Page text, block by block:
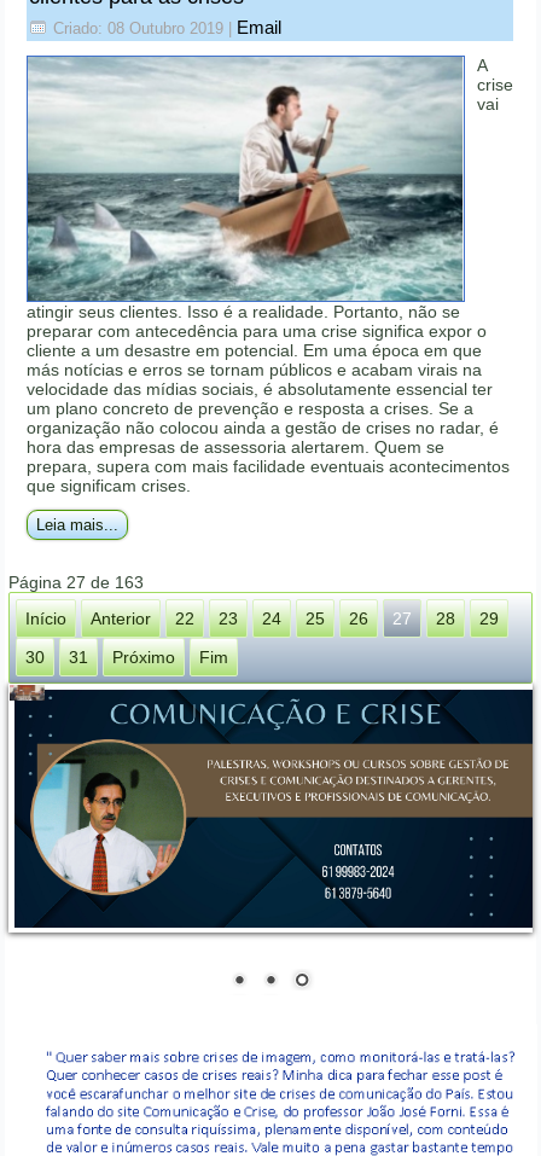
Criado: 08 Outubro 2019 Email
A
crise
vai
atingir seus clientes. Isso é a realidade. Portanto, não se
preparar com antecedência para uma crise significa expor o
cliente a um desastre em potencial. Em uma época em que
más notícias e erros se tornam públicos e acabam virais na
velocidade das mídias sociais, é absolutamente essencial ter
um plano concreto de prevenção e resposta a crises. Se a
organização não colocou ainda a gestão de crises no radar, é
hora das empresas de assessoria alertarem. Quem se
prepara, supera com mais facilidade eventuais acontecimentos
que significam crises.
Leia mais...
Página 27 de 163
Início
Anterior 22 23 24 25 26 27 28
29
30
31 Próximo Fim